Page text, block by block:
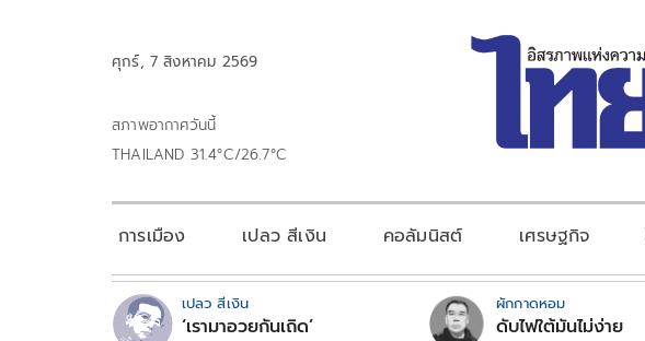
ศุกร์, 7 สิงหาคม 2569
สภาพอากาศวันนี้
THAILAND 31.4°C/26.7°C
การเมือง เปลว สีเงิน คอลัมนิสต์ เศรษฐกิจ
เปลว สีเงิน
‘เรามาอวยกันเถิด’
ผักกาดหอม
ดับไฟใต้มันไม่ง่าย